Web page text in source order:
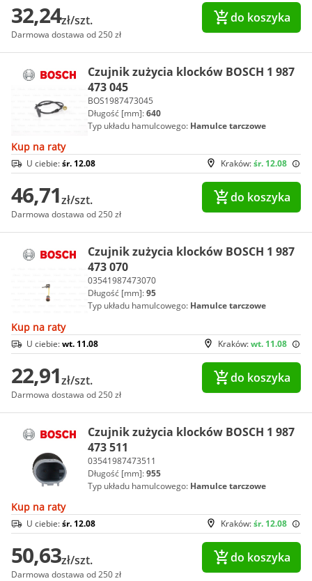
32,24zł/szt.
Darmowa dostawa od 250 zł
do koszyka
Czujnik zużycia klocków BOSCH 1 987
473 045
BOS1987473045
Długość [mm]:640
Typ układu hamulcowego: Hamulce tarczowe
Kup na raty
Kraków:śr. 12.08
U ciebie:śr. 12.08
46,71zł/szt.
Darmowa dostawa od 250 zł
do koszyka
Czujnik zużycia klocków BOSCH 1 987
473 070
03541987473070
Długość [mm]:95
Typ układu hamulcowego: Hamulce tarczowe
Kup na raty
Kraków:wt. 11.08
U ciebie:wt. 11.08
22,91zł/szt.
Darmowa dostawa od 250 zł
do koszyka
Czujnik zużycia klocków BOSCH 1 987
473 511
03541987473511
Długość [mm]:955
Typ układu hamulcowego: Hamulce tarczowe
Kup na raty
Kraków:śr. 12.08
U ciebie:śr. 12.08
50,63zł/szt.
Darmowa dostawa od 250 zł
do koszyka